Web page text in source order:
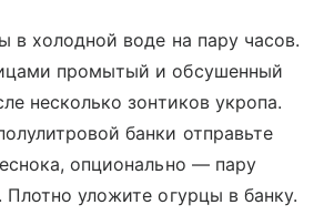
в холодной воде на пару часов.
промытый и обсушенный
несколько зонтиков укропа.
банки отправьте
опционально — пару
Плотно уложите огурцы в банку.